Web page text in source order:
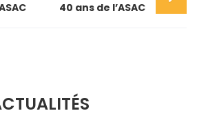
40 ans de l’ASAC